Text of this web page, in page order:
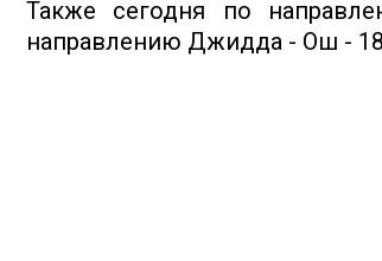
Также сегодня по
направлению Джидда - Ош -